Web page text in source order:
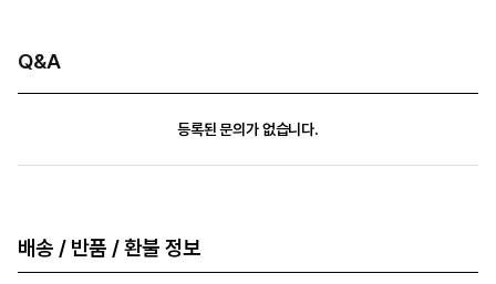
Q&A
등록된 문의가 없습니다.
배송 / 반품 / 환불 정보